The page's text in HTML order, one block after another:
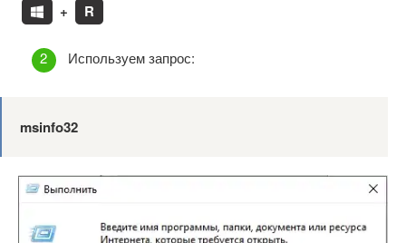
+ R
Используем запрос:
msinfo32